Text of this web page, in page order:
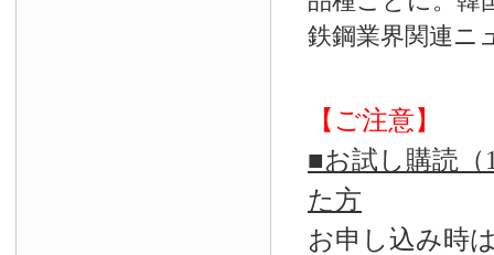
鉄鋼業界関連ニ
【ご注意】
■お試し購読（
た方
お申し込み時